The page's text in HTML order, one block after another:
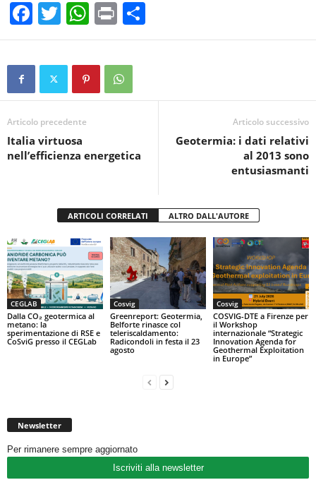
F
a
c
b
o
o
T
wi
tt
W
h
at
s
A
p
Pr
in
t
o
vi
Articolo precedente
Italia virtuosa
nell’efficienza energetica
Articolo successivo
Geotermia: i dati relativi
al 2013 sono
entusiasmanti
ARTICOLI CORRELATI ALTRO DALL'AUTORE
CEGLAB
Dalla CO₂ geotermica al
metano: la
sperimentazione di RSE e
CoSviG presso il CEGLab
Cosvig
Greenreport: Geotermia,
Belforte rinasce col
teleriscaldamento:
Radicondoli in festa il 23
agosto
Cosvig
COSVIG-DTE a Firenze per
il Workshop
internazionale “Strategic
Innovation Agenda for
Geothermal Exploitation
in Europe”
Newsletter
Per rimanere sempre aggiornato
Iscriviti alla newsletter